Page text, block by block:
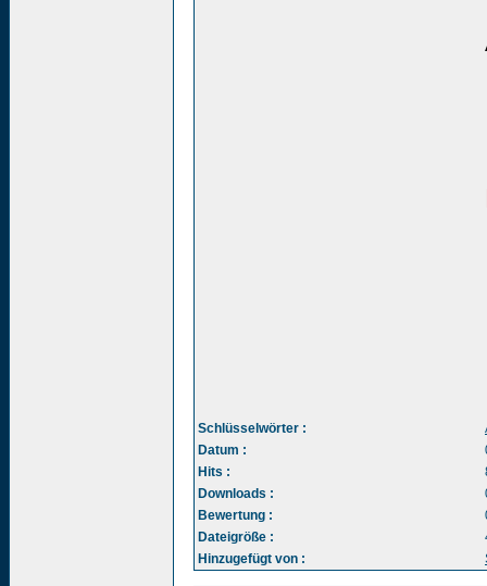
Schlüsselwörter :
Datum :
Hits :
Downloads :
Bewertung :
Dateigröße :
Hinzugefügt von :